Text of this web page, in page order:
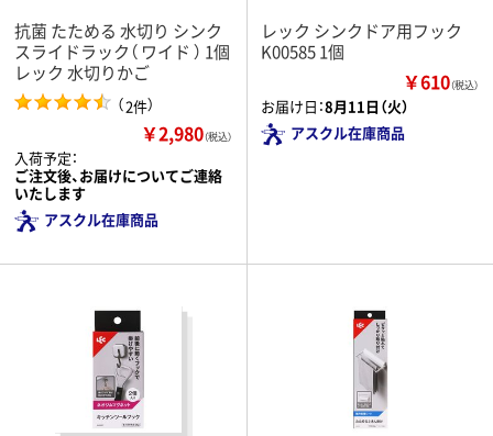
抗菌 たためる 水切り シンク
スライドラック（ ワイド ） 1個
レック 水切りかご
（2件）
￥2,980（税込）
入荷予定：
ご注文後、お届けについてご連絡
いたします
アスクル在庫商品
レック シンクドア用フック
K00585 1個
￥610（税込）
お届け日：8月11日（火）
アスクル在庫商品